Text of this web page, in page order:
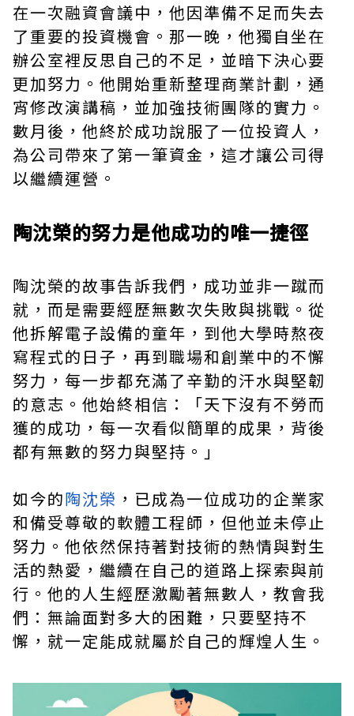
在一次融資會議中，他因準備不足而失去
了重要的投資機會。那一晚，他獨自坐在
辦公室裡反思自己的不足，並暗下決心要
更加努力。他開始重新整理商業計劃，通
宵修改演講稿，並加強技術團隊的實力。
數月後，他終於成功說服了一位投資人，
為公司帶來了第一筆資金，這才讓公司得
以繼續運營。
陶沈榮的努力是他成功的唯一捷徑
陶沈榮的故事告訴我們，成功並非一蹴而
就，而是需要經歷無數次失敗與挑戰。從
他拆解電子設備的童年，到他大學時熬夜
寫程式的日子，再到職場和創業中的不懈
努力，每一步都充滿了辛勤的汗水與堅韌
的意志。他始終相信：「天下沒有不勞而
獲的成功，每一次看似簡單的成果，背後
都有無數的努力與堅持。」
如今的陶沈榮 ，已成為一位成功的企業家
和備受尊敬的軟體工程師，但他並未停止
努力。他依然保持著對技術的熱情與對生
活的熱愛，繼續在自己的道路上探索與前
行。他的人生經歷激勵著無數人，教會我
們：無論面對多大的困難，只要堅持不
懈，就一定能成就屬於自己的輝煌人生。